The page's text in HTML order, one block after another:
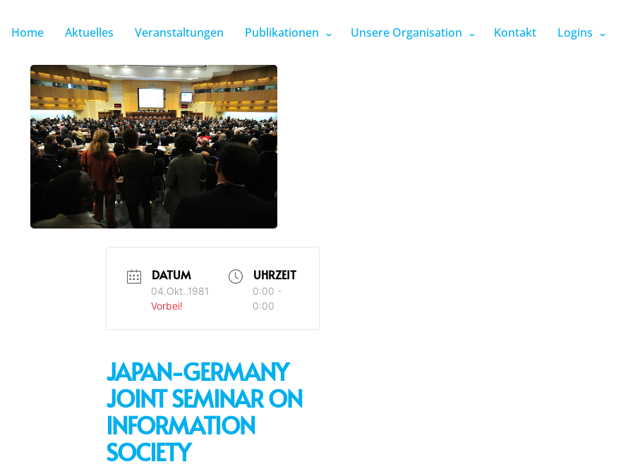
Home Aktuelles Veranstaltungen Publikationen Unsere Organisation Kontakt Logins
DATUM
04.Okt..1981
Vorbei!
UHRZEIT
0:00 -
0:00
JAPAN-GERMANY
JOINT SEMINAR ON
INFORMATION
SOCIETY